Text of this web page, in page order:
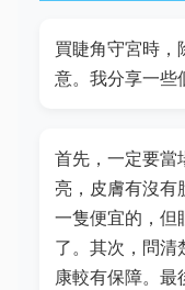
買睫角守宮時，
意。我分享一些
首先，一定要當
亮，皮膚有沒有
一隻便宜的，但
了。其次，問清
康較有保障。最